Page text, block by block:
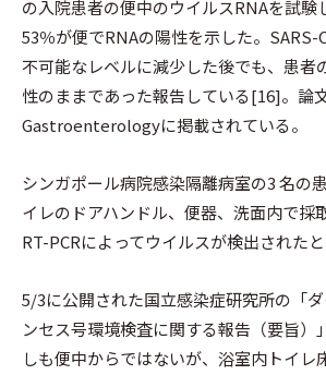
の入院患者の便中のウイルスRNAを試験
53％が便でRNAの陽性を示した。SARS-
不可能なレベルに減少した後でも、患者
性のままであった報告している[16]。論
Gastroenterologyに掲載されている。
シンガポール病院感染隔離病室の3 名の
イレのドアハンドル、便器、洗面内で採
RT-PCRによってウイルスが検出された
5/3に公開された国立感染症研究所の「
ンセス号環境検査に関する報告（要旨）
しも便中からではないが、浴室内トイレ